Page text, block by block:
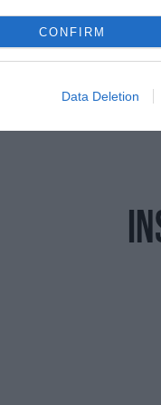
CONFIRM
Data Deletion